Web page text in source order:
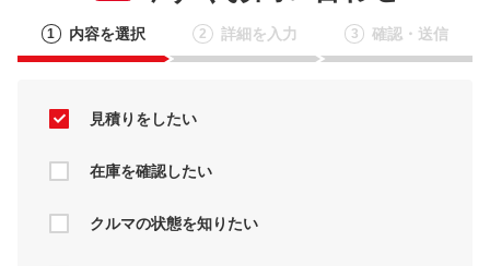
1 内容を選択 2 詳細を入力 3 確認・送信
見積りをしたい
在庫を確認したい
クルマの状態を知りたい